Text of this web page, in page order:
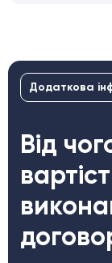
Додаткова
Від